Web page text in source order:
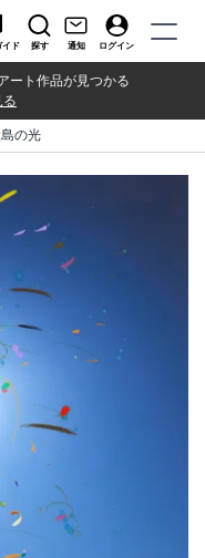
イド 探す 通知 ログイン
ート作品が見つかる
る
の光